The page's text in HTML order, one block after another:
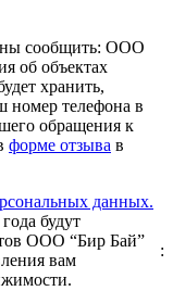
сообщить: ООО
об объектах
хранить,
номер телефона в
обращения к
форме отзыва в
данных.
будут
ООО “Бир Бай”
вам
: